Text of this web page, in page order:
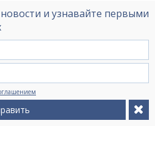
и узнавайте первыми